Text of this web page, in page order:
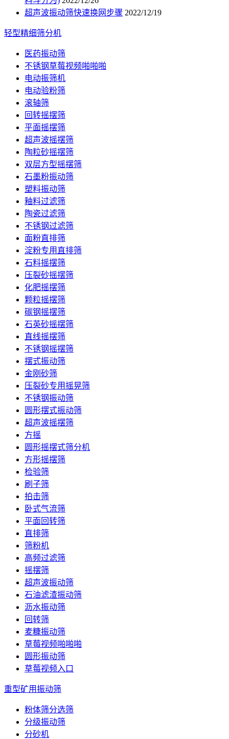
超声波振动筛快速换网步骤 2022/12/19
轻型精细筛分机
医药振动筛
不锈钢草莓视频啪啪啪
电动振筛机
电动验粉筛
滚轴筛
回转摇摆筛
平面摇摆筛
超声波摇摆筛
陶粒砂摇摆筛
双层方型摇摆筛
石墨粉振动筛
塑料振动筛
釉料过滤筛
陶瓷过滤筛
不锈钢过滤筛
面粉直排筛
淀粉专用直排筛
石料摇摆筛
压裂砂摇摆筛
化肥摇摆筛
颗粒摇摆筛
碳钢摇摆筛
石英砂摇摆筛
直线摇摆筛
不锈钢摇摆筛
摆式振动筛
金刚砂筛
压裂砂专用摇晃筛
不锈钢振动筛
圆形摆式振动筛
超声波摇摆筛
方摇
圆形摇摆式筛分机
方形摇摆筛
检验筛
刷子筛
拍击筛
卧式气流筛
平面回转筛
直排筛
筛粉机
高频过滤筛
摇摆筛
超声波振动筛
石油滤渣振动筛
沥水振动筛
回转筛
麦糠振动筛
草莓视频啪啪啪
圆形振动筛
草莓视频入口
重型矿用振动筛
粉体筛分选筛
分级振动筛
分砂机